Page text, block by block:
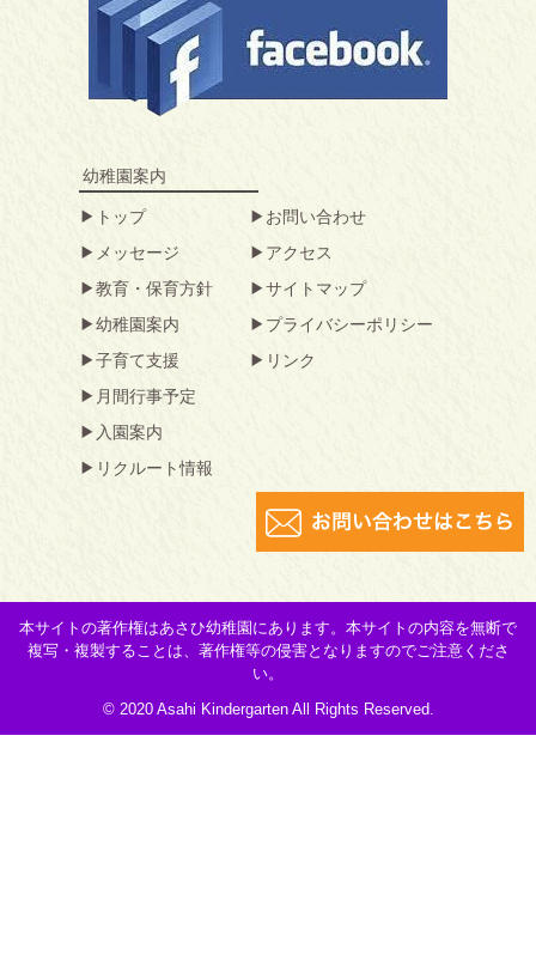
幼稚園案内
トップ
メッセージ
教育・保育方針
幼稚園案内
子育て支援
月間行事予定
入園案内
リクルート情報
お問い合わせ
アクセス
サイトマップ
プライバシーポリシー
リンク
本サイトの著作権はあさひ幼稚園にあります。本サイトの内容を無断で
複写・複製することは、著作権等の侵害となりますのでご注意くださ
い。
© 2020 Asahi Kindergarten All Rights Reserved.